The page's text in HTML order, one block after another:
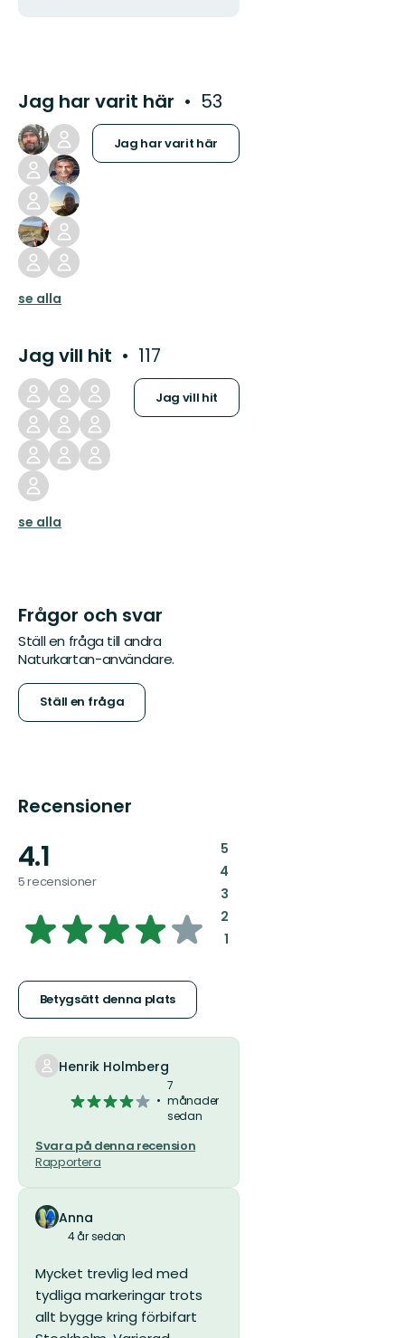
Jag har varit här 53
Jag har varit här
se alla
Jag vill hit 117
Jag vill hit
se alla
Frågor och svar
Ställ en fråga till andra
Naturkartan-användare.
Ställ en fråga
Recensioner
4.1
5 recensioner
4.095811051693405
5
stjärnor
Betygsätt denna plats
5:
4:
3:
2:
1:
Henrik Holmberg
4
5
stjärnor
7
månader
sedan
Svara på denna recension
Rapportera
Anna
4 år sedan
Mycket trevlig led med
tydliga markeringar trots
allt bygge kring förbifart